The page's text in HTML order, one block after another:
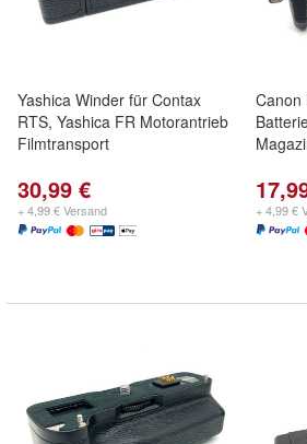
Yashica Winder für Contax
RTS, Yashica FR Motorantrieb
Filmtransport
30,99 €
+ 4,99 € Versand
Canon
+ 4,99 €